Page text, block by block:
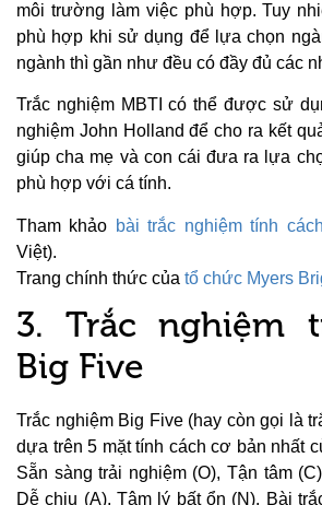
môi trường làm việc phù hợp. Tuy
phù hợp khi sử dụng để lựa chọn
ngành thì gần như đều có đầy đủ các
Trắc nghiệm MBTI có thể được sử
nghiệm John Holland để cho ra kết
giúp cha mẹ và con cái đưa ra lựa
phù hợp với cá tính.
Tham khảo bài trắc nghiệm tính
Việt).
Trang chính thức của tổ chức Myers
3. Trắc nghiệm
Big Five
Trắc nghiệm Big Five (hay còn gọi là
dựa trên 5 mặt tính cách cơ bản nhất
Sẵn sàng trải nghiệm (O), Tận tâm
Dễ chịu (A), Tâm lý bất ổn (N). Bài